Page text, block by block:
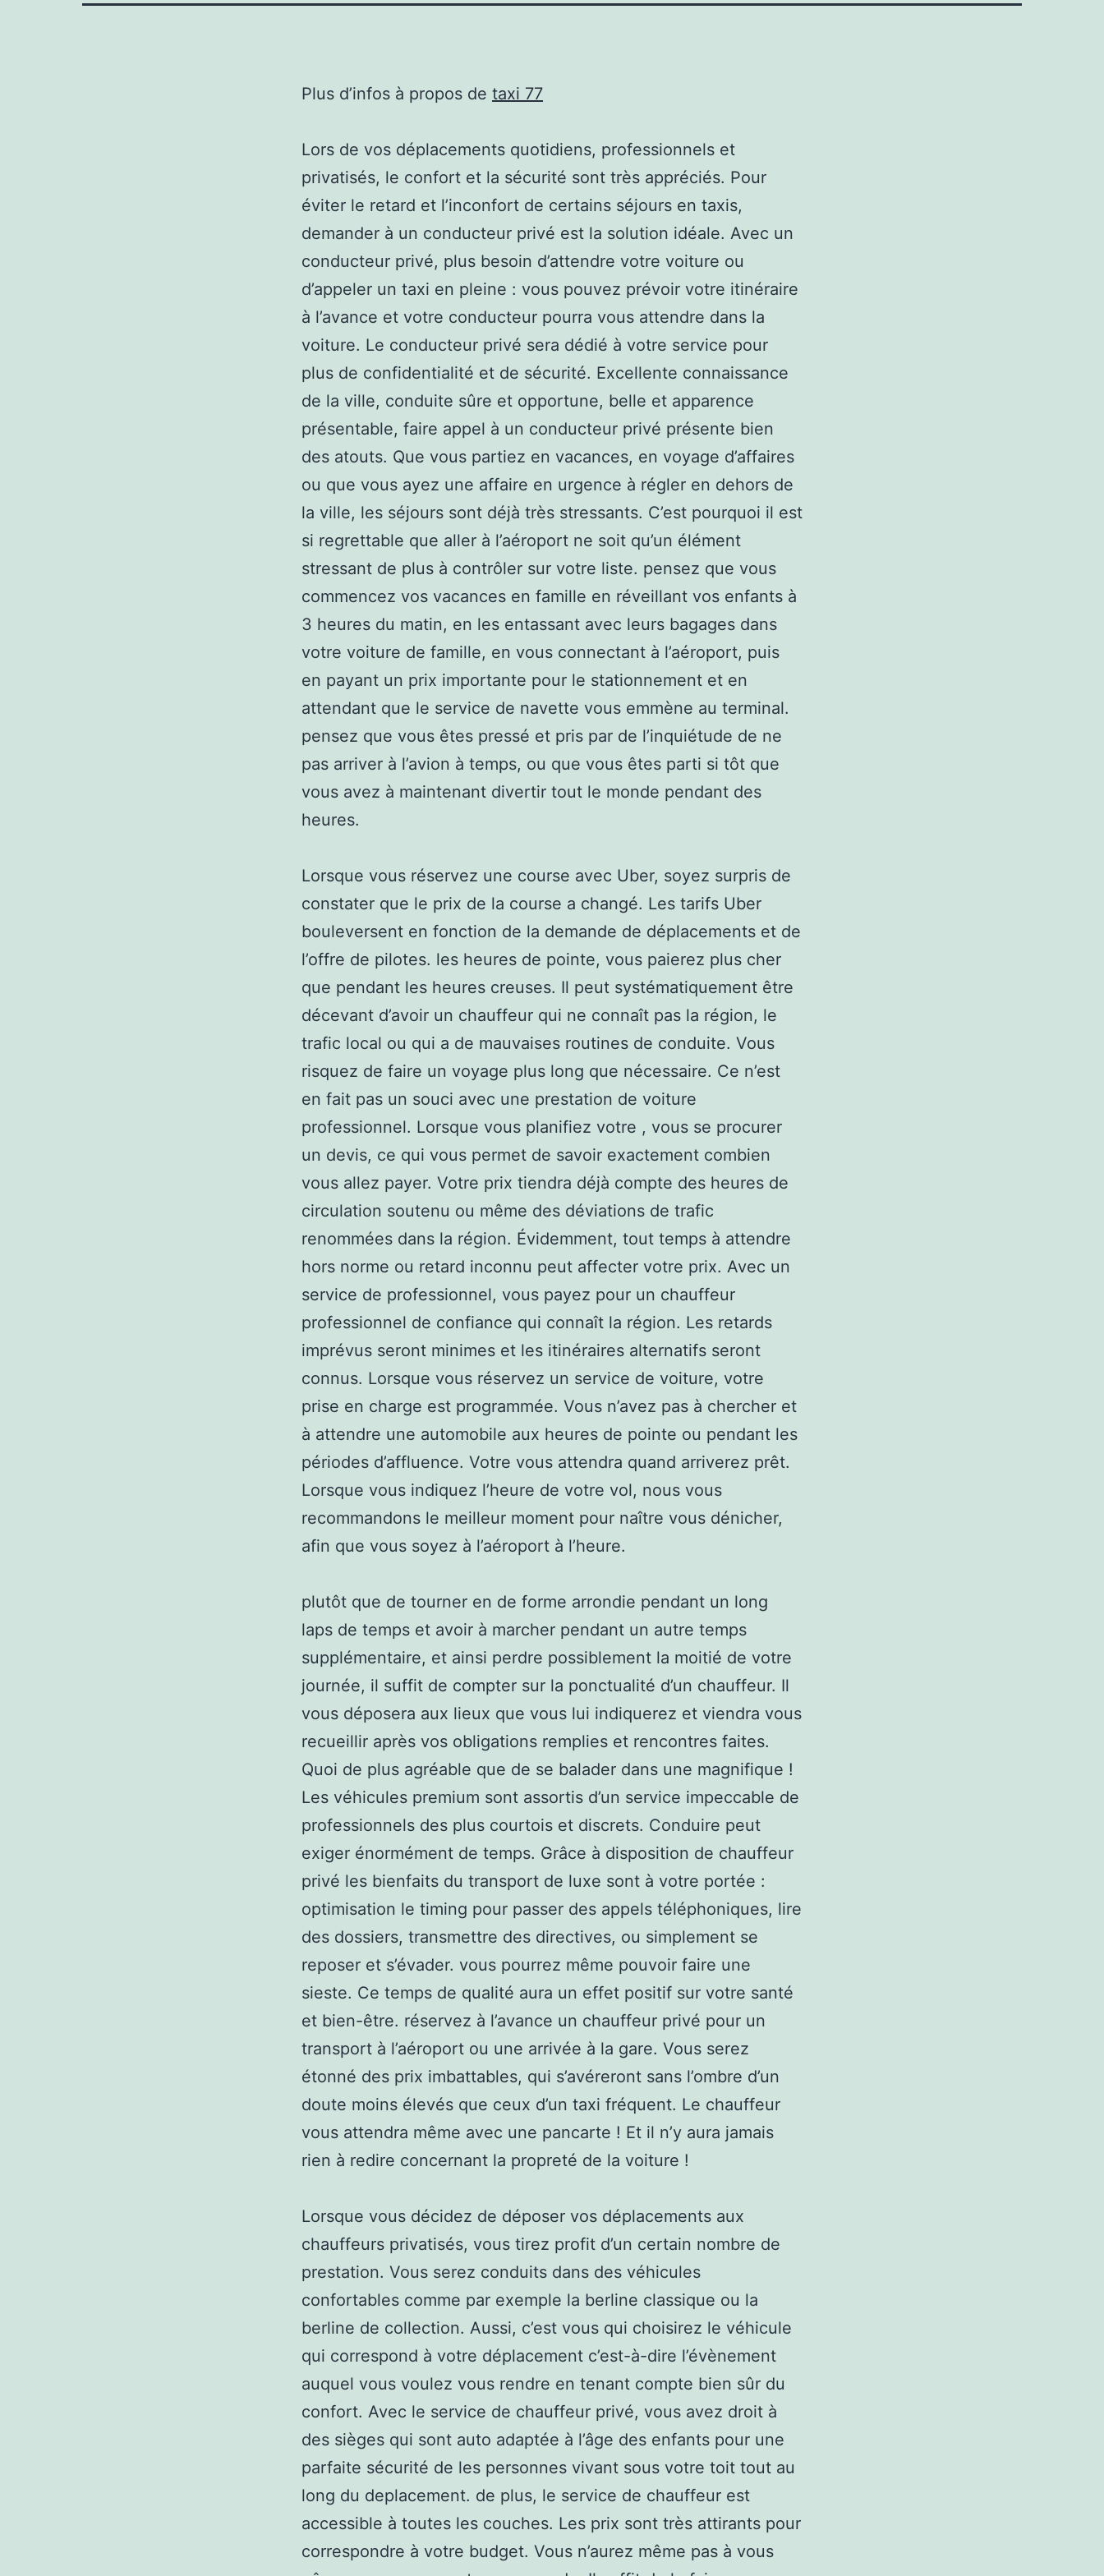
Plus d’infos à propos de taxi 77
Lors de vos déplacements quotidiens, professionnels et
privatisés, le confort et la sécurité sont très appréciés. Pour
éviter le retard et l’inconfort de certains séjours en taxis,
demander à un conducteur privé est la solution idéale. Avec un
conducteur privé, plus besoin d’attendre votre voiture ou
d’appeler un taxi en pleine : vous pouvez prévoir votre itinéraire
à l’avance et votre conducteur pourra vous attendre dans la
voiture. Le conducteur privé sera dédié à votre service pour
plus de confidentialité et de sécurité. Excellente connaissance
de la ville, conduite sûre et opportune, belle et apparence
présentable, faire appel à un conducteur privé présente bien
des atouts. Que vous partiez en vacances, en voyage d’affaires
ou que vous ayez une affaire en urgence à régler en dehors de
la ville, les séjours sont déjà très stressants. C’est pourquoi il est
si regrettable que aller à l’aéroport ne soit qu’un élément
stressant de plus à contrôler sur votre liste. pensez que vous
commencez vos vacances en famille en réveillant vos enfants à
3 heures du matin, en les entassant avec leurs bagages dans
votre voiture de famille, en vous connectant à l’aéroport, puis
en payant un prix importante pour le stationnement et en
attendant que le service de navette vous emmène au terminal.
pensez que vous êtes pressé et pris par de l’inquiétude de ne
pas arriver à l’avion à temps, ou que vous êtes parti si tôt que
vous avez à maintenant divertir tout le monde pendant des
heures.
Lorsque vous réservez une course avec Uber, soyez surpris de
constater que le prix de la course a changé. Les tarifs Uber
bouleversent en fonction de la demande de déplacements et de
l’offre de pilotes. les heures de pointe, vous paierez plus cher
que pendant les heures creuses. Il peut systématiquement être
décevant d’avoir un chauffeur qui ne connaît pas la région, le
trafic local ou qui a de mauvaises routines de conduite. Vous
risquez de faire un voyage plus long que nécessaire. Ce n’est
en fait pas un souci avec une prestation de voiture
professionnel. Lorsque vous planifiez votre , vous se procurer
un devis, ce qui vous permet de savoir exactement combien
vous allez payer. Votre prix tiendra déjà compte des heures de
circulation soutenu ou même des déviations de trafic
renommées dans la région. Évidemment, tout temps à attendre
hors norme ou retard inconnu peut affecter votre prix. Avec un
service de professionnel, vous payez pour un chauffeur
professionnel de confiance qui connaît la région. Les retards
imprévus seront minimes et les itinéraires alternatifs seront
connus. Lorsque vous réservez un service de voiture, votre
prise en charge est programmée. Vous n’avez pas à chercher et
à attendre une automobile aux heures de pointe ou pendant les
périodes d’affluence. Votre vous attendra quand arriverez prêt.
Lorsque vous indiquez l’heure de votre vol, nous vous
recommandons le meilleur moment pour naître vous dénicher,
afin que vous soyez à l’aéroport à l’heure.
plutôt que de tourner en de forme arrondie pendant un long
laps de temps et avoir à marcher pendant un autre temps
supplémentaire, et ainsi perdre possiblement la moitié de votre
journée, il suffit de compter sur la ponctualité d’un chauffeur. Il
vous déposera aux lieux que vous lui indiquerez et viendra vous
recueillir après vos obligations remplies et rencontres faites.
Quoi de plus agréable que de se balader dans une magnifique !
Les véhicules premium sont assortis d’un service impeccable de
professionnels des plus courtois et discrets. Conduire peut
exiger énormément de temps. Grâce à disposition de chauffeur
privé les bienfaits du transport de luxe sont à votre portée :
optimisation le timing pour passer des appels téléphoniques, lire
des dossiers, transmettre des directives, ou simplement se
reposer et s’évader. vous pourrez même pouvoir faire une
sieste. Ce temps de qualité aura un effet positif sur votre santé
et bien-être. réservez à l’avance un chauffeur privé pour un
transport à l’aéroport ou une arrivée à la gare. Vous serez
étonné des prix imbattables, qui s’avéreront sans l’ombre d’un
doute moins élevés que ceux d’un taxi fréquent. Le chauffeur
vous attendra même avec une pancarte ! Et il n’y aura jamais
rien à redire concernant la propreté de la voiture !
Lorsque vous décidez de déposer vos déplacements aux
chauffeurs privatisés, vous tirez profit d’un certain nombre de
prestation. Vous serez conduits dans des véhicules
confortables comme par exemple la berline classique ou la
berline de collection. Aussi, c’est vous qui choisirez le véhicule
qui correspond à votre déplacement c’est-à-dire l’évènement
auquel vous voulez vous rendre en tenant compte bien sûr du
confort. Avec le service de chauffeur privé, vous avez droit à
des sièges qui sont auto adaptée à l’âge des enfants pour une
parfaite sécurité de les personnes vivant sous votre toit tout au
long du deplacement. de plus, le service de chauffeur est
accessible à toutes les couches. Les prix sont très attirants pour
correspondre à votre budget. Vous n’aurez même pas à vous